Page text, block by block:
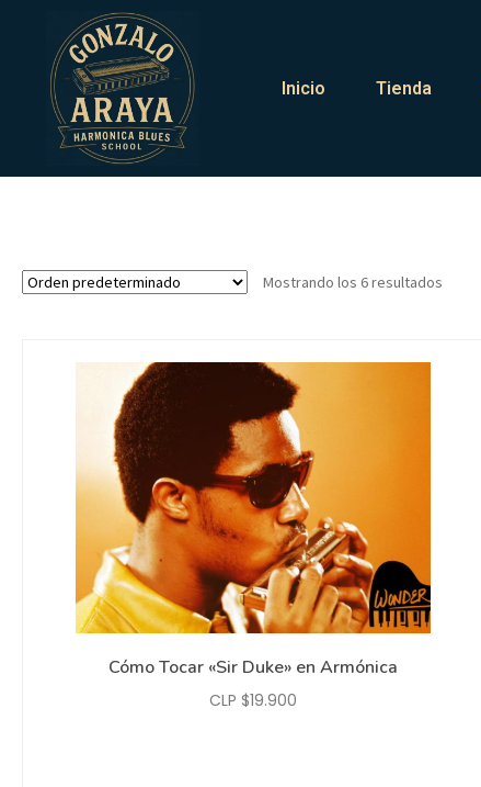
Inicio Tienda
Mostrando los 6 resultados
Cómo Tocar «Sir Duke» en Armónica
CLP $19.900